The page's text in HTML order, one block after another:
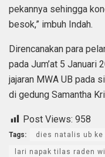
pekannya sehingga
besok,” imbuh Indah.
Direncanakan para
pada Jum’at 5 Januari
jajaran MWA UB pada
di gedung Samantha
Post Views: 958
Tags: dies natalis ub ke
lari napak tilas raden